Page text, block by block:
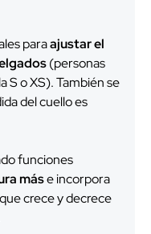
paraajustar el
(personas
S o XS). También se
del cuello es
funciones
máse incorpora
que crece y decrece